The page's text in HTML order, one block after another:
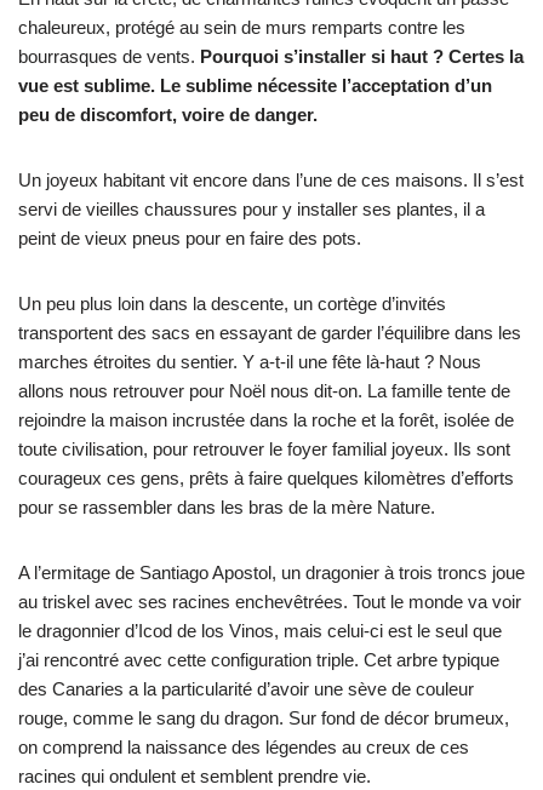
chaleureux, protégé au sein de murs remparts contre les
bourrasques de vents. Pourquoi s’installer si haut ? Certes la
vue est sublime. Le sublime nécessite l’acceptation d’un
peu de discomfort, voire de danger.
Un joyeux habitant vit encore dans l’une de ces maisons. Il s’est
servi de vieilles chaussures pour y installer ses plantes, il a
peint de vieux pneus pour en faire des pots.
Un peu plus loin dans la descente, un cortège d’invités
transportent des sacs en essayant de garder l’équilibre dans les
marches étroites du sentier. Y a-t-il une fête là-haut ? Nous
allons nous retrouver pour Noël nous dit-on. La famille tente de
rejoindre la maison incrustée dans la roche et la forêt, isolée de
toute civilisation, pour retrouver le foyer familial joyeux. Ils sont
courageux ces gens, prêts à faire quelques kilomètres d’efforts
pour se rassembler dans les bras de la mère Nature.
A l’ermitage de Santiago Apostol, un dragonier à trois troncs joue
au triskel avec ses racines enchevêtrées. Tout le monde va voir
le dragonnier d’Icod de los Vinos, mais celui-ci est le seul que
j’ai rencontré avec cette configuration triple. Cet arbre typique
des Canaries a la particularité d’avoir une sève de couleur
rouge, comme le sang du dragon. Sur fond de décor brumeux,
on comprend la naissance des légendes au creux de ces
racines qui ondulent et semblent prendre vie.